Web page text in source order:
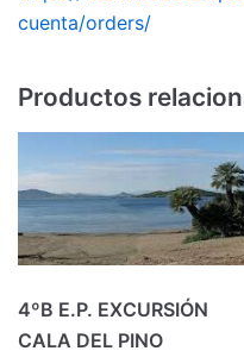
cuenta/orders/
Productos
4ºB E.P. EXCURSIÓN
CALA DEL PINO